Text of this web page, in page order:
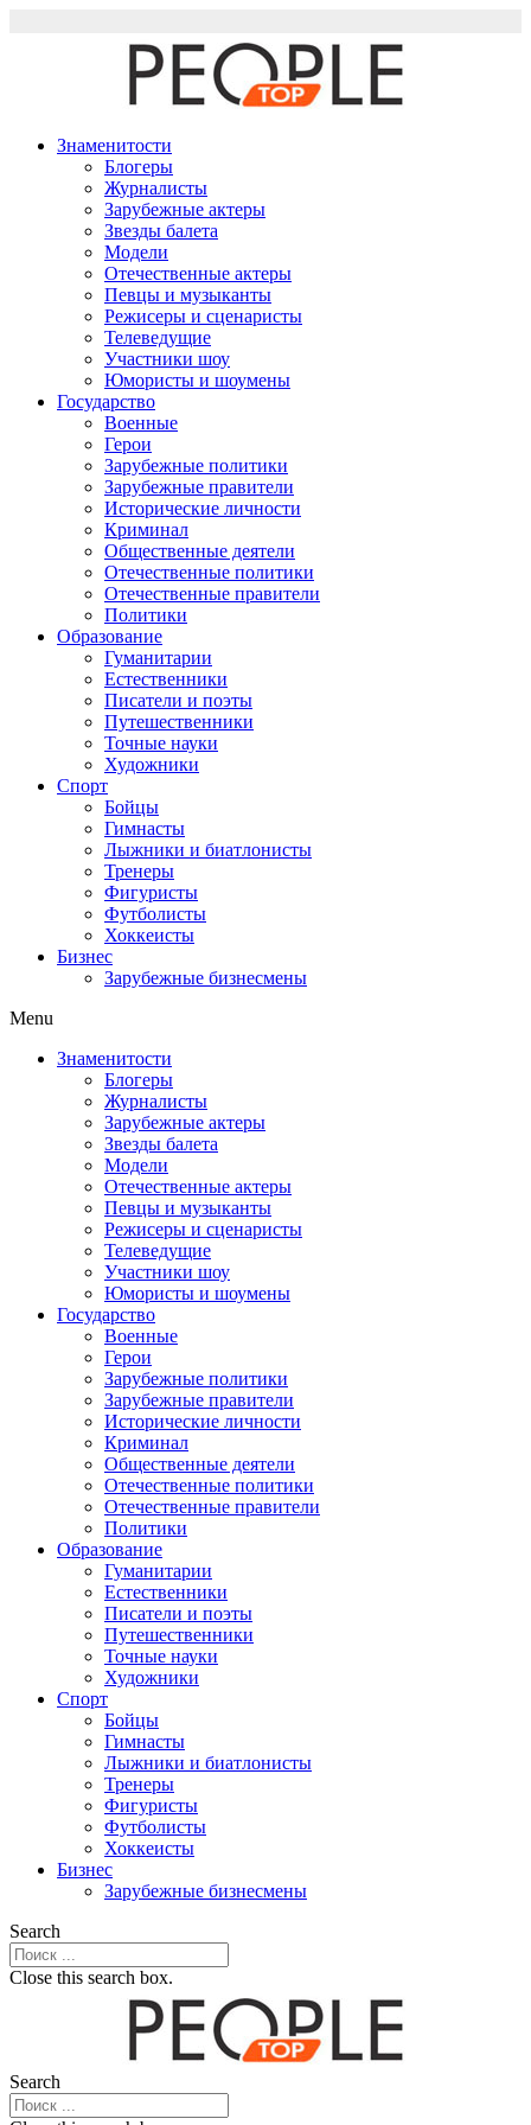
Знаменитости
Блогеры
Журналисты
Зарубежные актеры
Звезды балета
Модели
Отечественные актеры
Певцы и музыканты
Режисеры и сценаристы
Телеведущие
Участники шоу
Юмористы и шоумены
Государство
Военные
Герои
Зарубежные политики
Зарубежные правители
Исторические личности
Криминал
Общественные деятели
Отечественные политики
Отечественные правители
Политики
Образование
Гуманитарии
Естественники
Писатели и поэты
Путешественники
Точные науки
Художники
Спорт
Бойцы
Гимнасты
Лыжники и биатлонисты
Тренеры
Фигуристы
Футболисты
Хоккеисты
Бизнес
Зарубежные бизнесмены
Menu
Знаменитости
Блогеры
Журналисты
Зарубежные актеры
Звезды балета
Модели
Отечественные актеры
Певцы и музыканты
Режисеры и сценаристы
Телеведущие
Участники шоу
Юмористы и шоумены
Государство
Военные
Герои
Зарубежные политики
Зарубежные правители
Исторические личности
Криминал
Общественные деятели
Отечественные политики
Отечественные правители
Политики
Образование
Гуманитарии
Естественники
Писатели и поэты
Путешественники
Точные науки
Художники
Спорт
Бойцы
Гимнасты
Лыжники и биатлонисты
Тренеры
Фигуристы
Футболисты
Хоккеисты
Бизнес
Зарубежные бизнесмены
Search
Close this search box.
Search